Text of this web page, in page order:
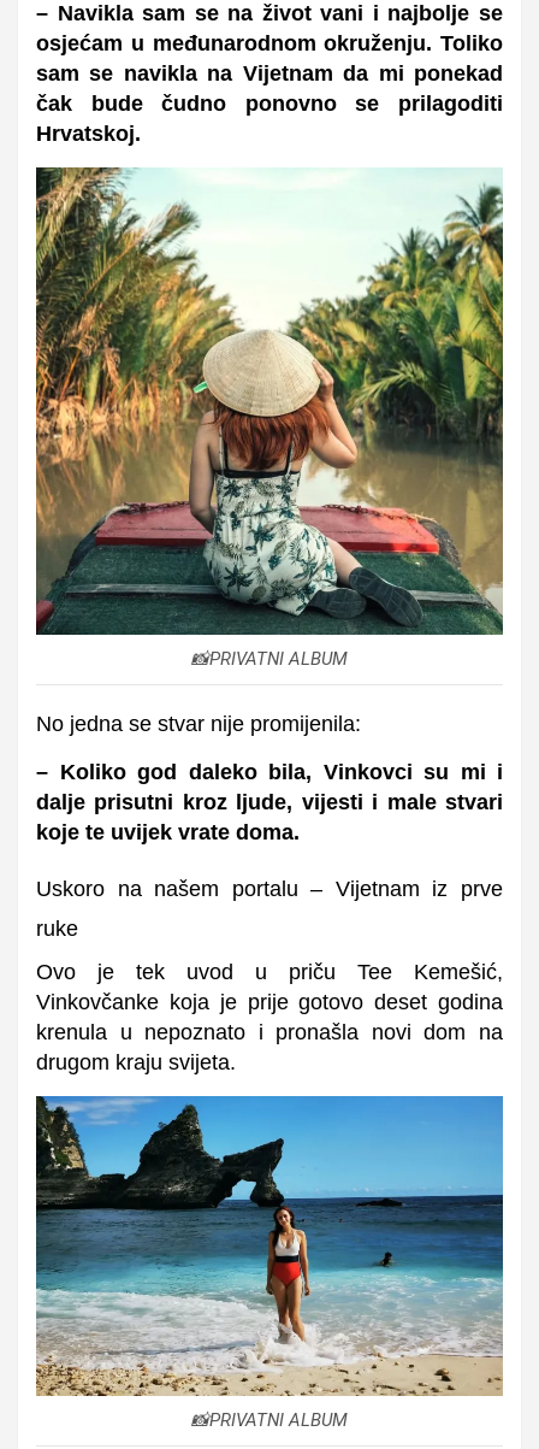
– Navikla sam se na život vani i najbolje se
osjećam u međunarodnom okruženju. Toliko
sam se navikla na Vijetnam da mi ponekad
čak bude čudno ponovno se prilagoditi
Hrvatskoj.
📸PRIVATNI ALBUM
No jedna se stvar nije promijenila:
– Koliko god daleko bila, Vinkovci su mi i
dalje prisutni kroz ljude, vijesti i male stvari
koje te uvijek vrate doma.
Uskoro na našem portalu – Vijetnam iz prve
ruke
Ovo je tek uvod u priču Tee Kemešić,
Vinkovčanke koja je prije gotovo deset godina
krenula u nepoznato i pronašla novi dom na
drugom kraju svijeta.
📸PRIVATNI ALBUM